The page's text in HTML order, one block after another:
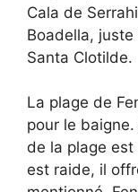
Cala de
Boadella,
Santa Clotilde.
La plage de
pour le
de la plage
est raide, il